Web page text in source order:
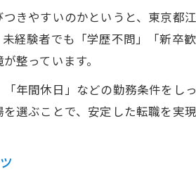
電気工事求人で資
江戸川区電気工事
電気工事求人の資
電気工事求人がキャ
きやすいのかというと、東京
経験者でも「学歴不問」「新
整っています。
年間休日」などの勤務条件を
選ぶことで、安定した転職を実現